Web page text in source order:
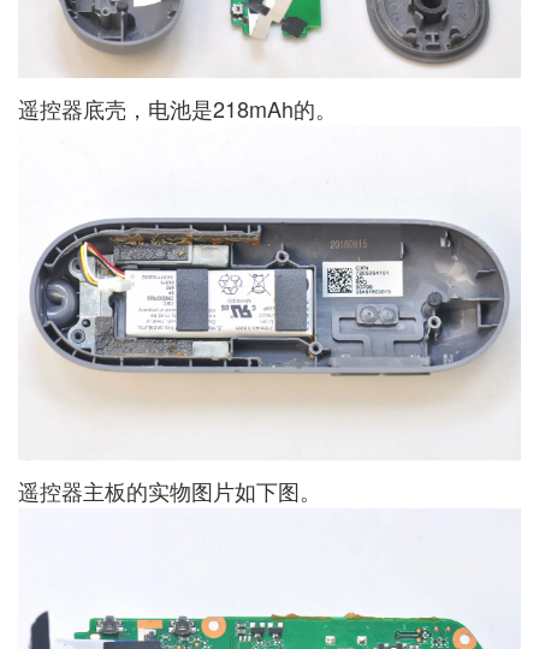
遥控器底壳，电池是218mAh的。
遥控器主板的实物图片如下图。